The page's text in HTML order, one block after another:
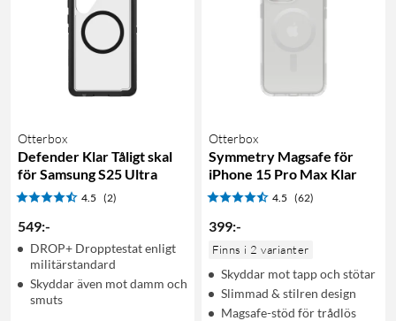
Otterbox
Defender Klar Tåligt skal
för Samsung S25 Ultra
4.5 (2)
549:-
DROP+ Dropptestat enligt
militärstandard
Skyddar även mot damm och
smuts
Otterbox
Symmetry Magsafe för
iPhone 15 Pro Max Klar
4.5 (62)
399:-
Finns i 2 varianter
Skyddar mot tapp och stötar
Slimmad & stilren design
Magsafe-stöd för trådlös